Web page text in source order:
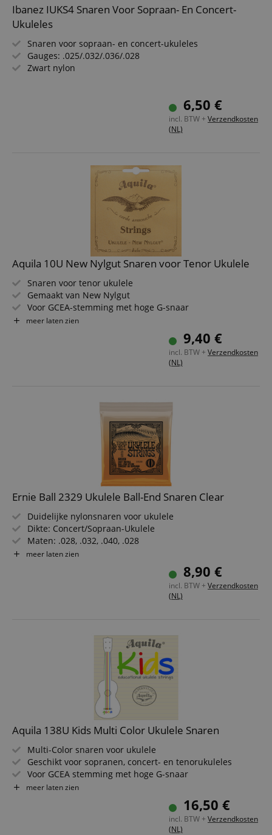
Ibanez IUKS4 Snaren Voor Sopraan- En Concert-
Ukuleles
Snaren voor sopraan- en concert-ukuleles
Gauges: .025/.032/.036/.028
Zwart nylon
6,50 €
incl. BTW + Verzendkosten
(NL)
Aquila 10U New Nylgut Snaren voor Tenor Ukulele
Snaren voor tenor ukulele
Gemaakt van New Nylgut
Voor GCEA-stemming met hoge G-snaar
Gedefinieerde, zingende klank met uitstekende respons
Korte rekfase en betere stemstabiliteit dan normaal
meer laten zien
9,40 €
incl. BTW + Verzendkosten
(NL)
Ernie Ball 2329 Ukulele Ball-End Snaren Clear
Duidelijke nylonsnaren voor ukulele
Dikte: Concert/Sopraan-Ukulele
Maten: .028, .032, .040, .028
Heldere, uitgebalanceerde klank
Extra makkelijke snaarwissel dankzij Ball-End
meer laten zien
8,90 €
incl. BTW + Verzendkosten
(NL)
Aquila 138U Kids Multi Color Ukulele Snaren
Multi-Color snaren voor ukulele
Geschikt voor sopranen, concert- en tenorukuleles
Voor GCEA stemming met hoge G-snaar
Gemaakt van Super Nylgut
Ontworpen voor muzikale vroegeducatie van jonge
meer laten zien
16,50 €
incl. BTW + Verzendkosten
(NL)